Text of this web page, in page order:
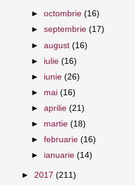
►octombrie(16)
►septembrie(17)
►august(16)
► iulie(16)
► iunie(26)
► mai(16)
►aprilie(21)
► martie(18)
►februarie(16)
► ianuarie(14)
► 2017 (211)